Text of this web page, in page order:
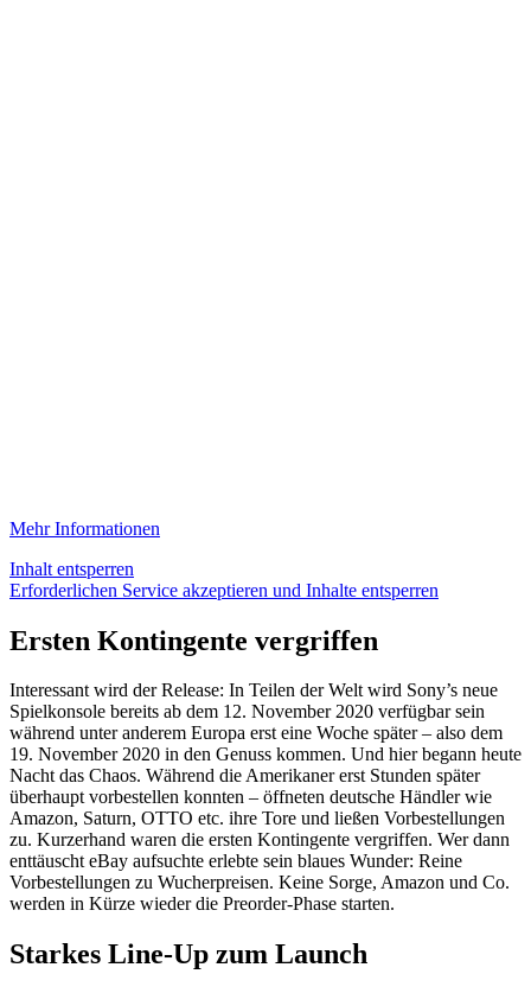
Mehr Informationen
Inhalt entsperren
Erforderlichen Service akzeptieren und Inhalte entsperren
Ersten Kontingente vergriffen
Interessant wird der Release: In Teilen der Welt wird Sony’s neue
Spielkonsole bereits ab dem 12. November 2020 verfügbar sein
während unter anderem Europa erst eine Woche später – also dem
19. November 2020 in den Genuss kommen. Und hier begann heute
Nacht das Chaos. Während die Amerikaner erst Stunden später
überhaupt vorbestellen konnten – öffneten deutsche Händler wie
Amazon, Saturn, OTTO etc. ihre Tore und ließen Vorbestellungen
zu. Kurzerhand waren die ersten Kontingente vergriffen. Wer dann
enttäuscht eBay aufsuchte erlebte sein blaues Wunder: Reine
Vorbestellungen zu Wucherpreisen. Keine Sorge, Amazon und Co.
werden in Kürze wieder die Preorder-Phase starten.
Starkes Line-Up zum Launch